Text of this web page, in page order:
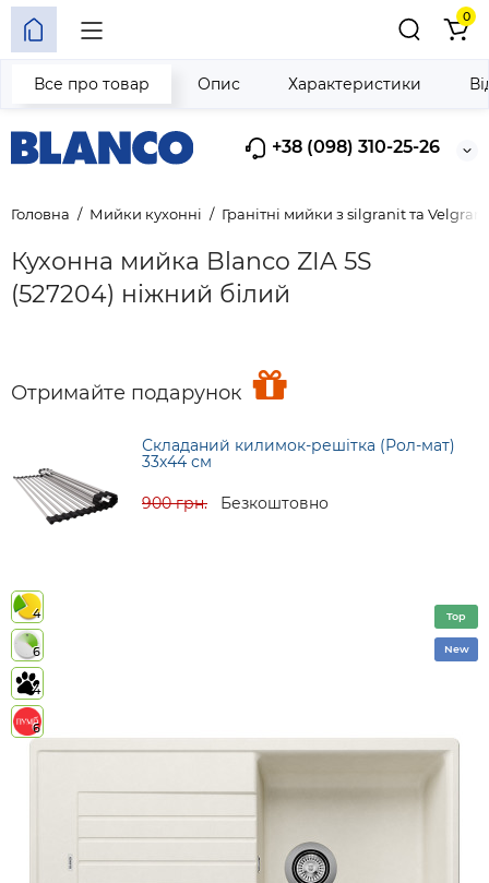
+38 (098) 310-25-26
0
Головна Мийки кухонні Гранітні мийки з silgranit та
Кухонна мийка Blanco ZIA 5S
(527204) ніжний білий
Отримайте подарунок
Складаний килимок-решітка (Рол-мат)
33х44 см
900 грн. Безкоштовно
Все про товар Опис Характеристики
4
6
4
6
Top
New